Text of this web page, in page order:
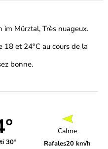
im Mürztal, Très nuageux.
et 24°C au cours de la
bonne.
30°
Calme
Rafales20 km/h